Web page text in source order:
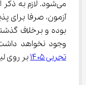
آزمون، صرفا برای
بوده و برخلاف
وجود نخواهد
تجربی ۱۴۰۵
بر روی